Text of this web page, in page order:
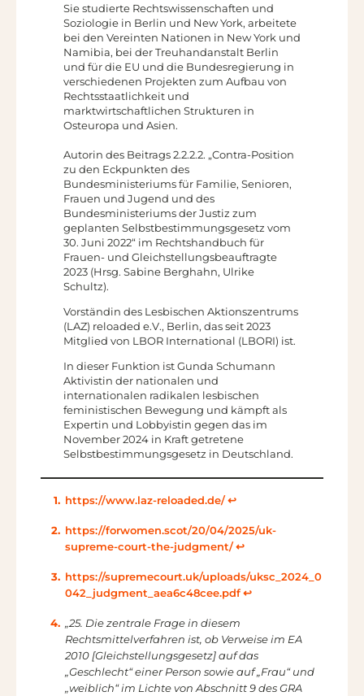
Sie studierte Rechtswissenschaften und
Soziologie in Berlin und New York, arbeitete
bei den Vereinten Nationen in New York und
Namibia, bei der Treuhandanstalt Berlin
und für die EU und die Bundesregierung in
verschiedenen Projekten zum Aufbau von
Rechtsstaatlichkeit und
marktwirtschaftlichen Strukturen in
Osteuropa und Asien.
Autorin des Beitrags 2.2.2.2. „Contra-Position
zu den Eckpunkten des
Bundesministeriums für Familie, Senioren,
Frauen und Jugend und des
Bundesministeriums der Justiz zum
geplanten Selbstbestimmungsgesetz vom
30. Juni 2022“ im Rechtshandbuch für
Frauen- und Gleichstellungsbeauftragte
2023 (Hrsg. Sabine Berghahn, Ulrike
Schultz).
Vorständin des Lesbischen Aktionszentrums
(LAZ) reloaded e.V., Berlin, das seit 2023
Mitglied von LBOR International (LBORI) ist.
In dieser Funktion ist Gunda Schumann
Aktivistin der nationalen und
internationalen radikalen lesbischen
feministischen Bewegung und kämpft als
Expertin und Lobbyistin gegen das im
November 2024 in Kraft getretene
Selbstbestimmungsgesetz in Deutschland.
https://www.laz-reloaded.de/↩︎
https://forwomen.scot/20/04/2025/uk-
supreme-court-the-judgment/↩︎
https://supremecourt.uk/uploads/uksc_2024_0
042_judgment_aea6c48cee.pdf↩︎
„25. Die zentrale Frage in diesem
Rechtsmittelverfahren ist, ob Verweise im EA
2010 [Gleichstellungsgesetz] auf das
„Geschlecht“ einer Person sowie auf „Frau“ und
„weiblich“ im Lichte von Abschnitt 9 des GRA